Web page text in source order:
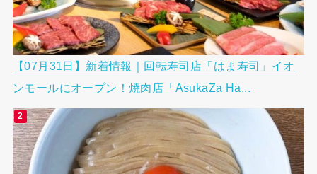
【07月31日】新着情報｜回転寿司店「はま寿司」イオ
ンモールにオープン！焼肉店「AsukaZa Ha...